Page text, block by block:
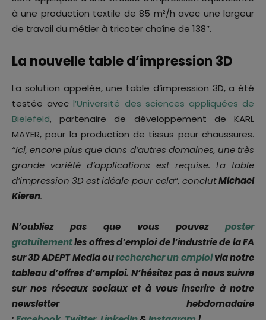
à une production textile de 85 m²/h avec une largeur
de travail du métier à tricoter chaîne de 138″.
La nouvelle table d’impression 3D
La solution appelée, une table d’impression 3D, a été
testée avecl’Université des sciences appliquées de
Bielefeld, partenaire de développement de KARL
MAYER, pour la production de tissus pour chaussures.
“Ici, encore plus que dans d’autres domaines, une très
grande variété d’applications est requise. La table
d’impression 3D est idéale pour cela“, conclutMichael
Kieren.
N’oubliez pas que vous pouvez poster
gratuitementles offres d’emploi de l’industrie de la FA
sur 3D ADEPT Media ourechercher un emploivia notre
tableau d’offres d’emploi. N’hésitez pas à nous suivre
sur nos réseaux sociaux et à vous inscrire à notre
newsletter hebdomadaire